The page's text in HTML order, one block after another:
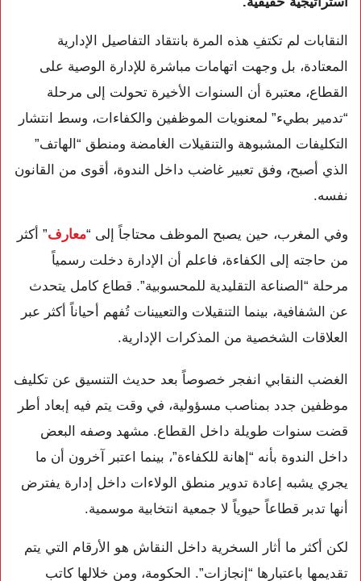
النقابات لم تكتفِ هذه المرة بانتقاد التفاصيل الإدارية
المعتادة، بل وجهت اتهامات مباشرة للإدارة الوصية على
القطاع، معتبرة أن السنوات الأخيرة تحولت إلى مرحلة
“تدمير بطيء” لمعنويات الموظفين والكفاءات، وسط انتشار
التكليفات المشبوهة والتنقيلات الغامضة ومنطق “الهاتف”
الذي أصبح، وفق تعبير غاضب داخل الندوة، أقوى من القانون
نفسه.
وفي المغرب، حين يصبح الموظف محتاجاً إلى “معارف” أكثر
من حاجته إلى الكفاءة، فاعلم أن الإدارة دخلت رسمياً
مرحلة “الصناعة التقليدية للمحسوبية”. قطاع كامل يتحدث
عن الشفافية، بينما التنقيلات والتعيينات تُفهم أحياناً أكثر عبر
العلاقات الشخصية من المذكرات الإدارية.
الغضب النقابي انفجر خصوصاً بعد حديث التنسيق عن تكليف
موظفين جدد بمناصب مسؤولية، في وقت يتم فيه إبعاد أطر
قضت سنوات طويلة داخل القطاع. مشهد وصفه البعض
داخل الندوة بأنه “إهانة للكفاءة”، بينما اعتبر آخرون أن ما
يجري يشبه إعادة تدوير منطق الولاءات داخل إدارة يفترض
أنها تدبر قطاعاً حيوياً لا جمعية انتخابية موسمية.
لكن أكثر ما أثار السخرية داخل النقاش هو الأرقام التي يتم
تقديمها باعتبارها “إنجازات”. الحكومة، ومن خلالها كاتب